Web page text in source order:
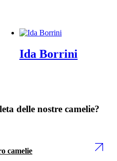
Ida Borrini
delle nostre camelie?
camelie